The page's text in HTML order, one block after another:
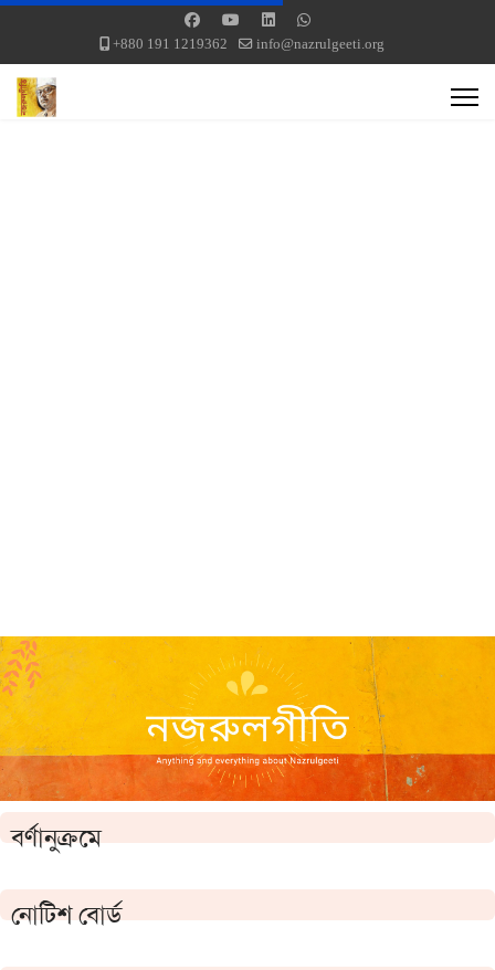
+880 191 1219362 info@nazrulgeeti.org
বর্ণানুক্রমে
নোটিশ বোর্ড